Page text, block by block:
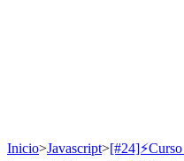
Inicio>Javascript>